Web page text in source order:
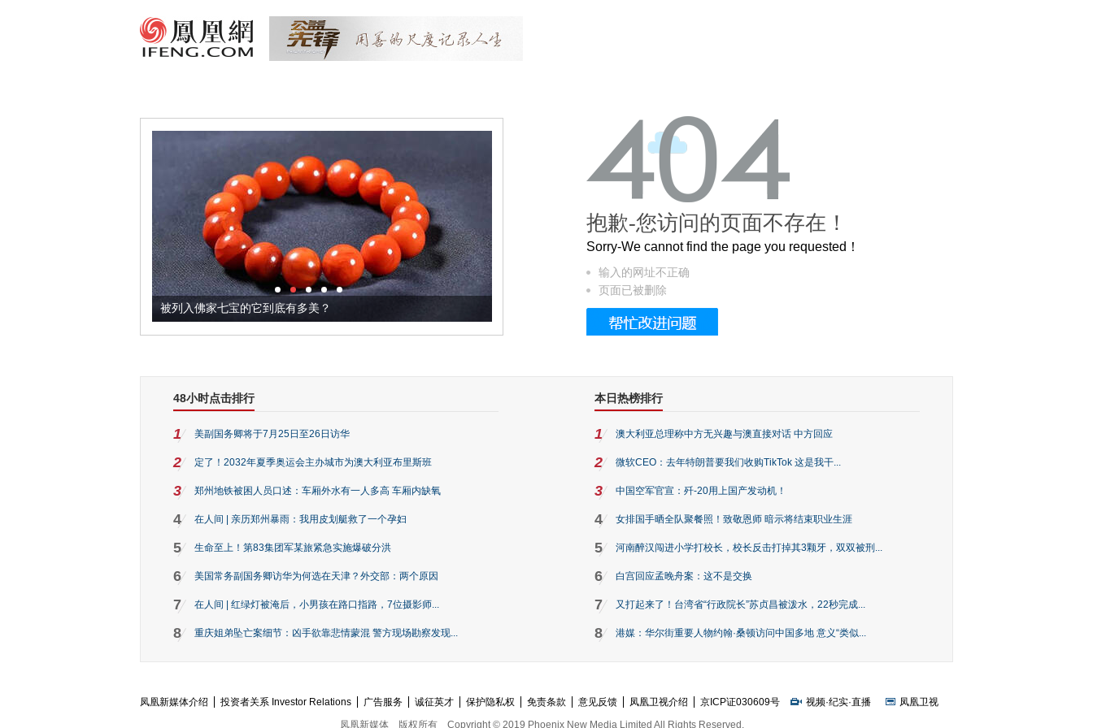
被列入佛家七宝的它到底有多美？ 这个3.2米的长卷，还原了600岁的紫禁城
抱歉-您访问的页面不存在！
Sorry-We cannot find the page you requested！
输入的网址不正确
页面已被删除
48小时点击排行
1 美副国务卿将于7月25日至26日访华
2 定了！2032年夏季奥运会主办城市为澳大利亚布里斯班
3 郑州地铁被困人员口述：车厢外水有一人多高 车厢内缺氧
4 在人间 | 亲历郑州暴雨：我用皮划艇救了一个孕妇
5 生命至上！第83集团军某旅紧急实施爆破分洪
6 美国常务副国务卿访华为何选在天津？外交部：两个原因
7 在人间 | 红绿灯被淹后，小男孩在路口指路，7位摄影师...
8 重庆姐弟坠亡案细节：凶手欲靠悲情蒙混 警方现场勘察发现...
本日热榜排行
1 澳大利亚总理称中方无兴趣与澳直接对话 中方回应
2 微软CEO：去年特朗普要我们收购TikTok 这是我干...
3 中国空军官宣：歼-20用上国产发动机！
4 女排国手晒全队聚餐照！致敬恩师 暗示将结束职业生涯
5 河南醉汉闯进小学打校长，校长反击打掉其3颗牙，双双被刑...
6 白宫回应孟晚舟案：这不是交换
7 又打起来了！台湾省“行政院长”苏贞昌被泼水，22秒完成...
8 港媒：华尔街重要人物约翰·桑顿访问中国多地 意义“类似...
凤凰新媒体介绍 投资者关系 Investor Relations 广告服务 诚征英才 保护隐私权 免责条款 意见反馈 凤凰卫视介绍 京ICP证030609号 视频·纪实·直播
凤凰卫视
凤凰新媒体
版权所有 Copyright © 2019 Phoenix New Media Limited All Rights Reserved.